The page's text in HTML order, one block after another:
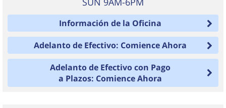
Información de la Oficina
Adelanto de Efectivo: Comience Ahora
Adelanto de Efectivo con Pago
a Plazos: Comience Ahora